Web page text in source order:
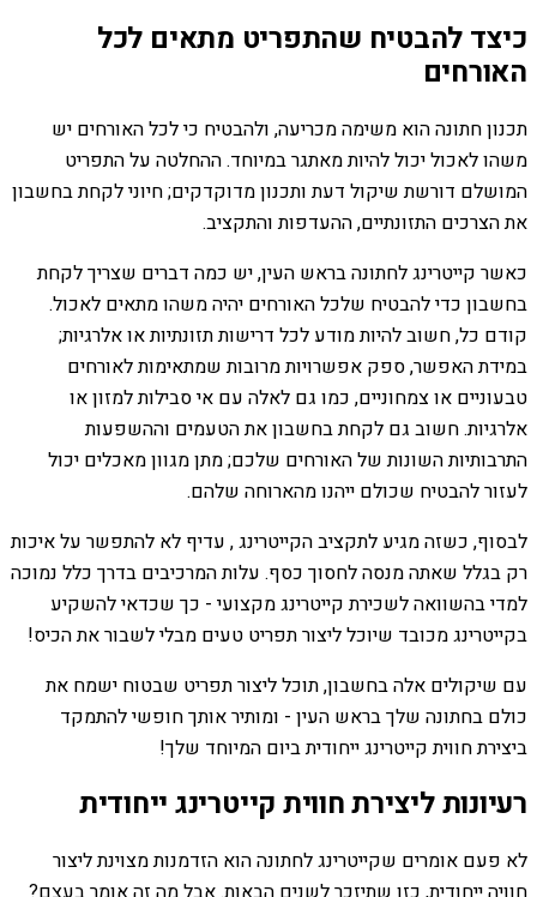
כיצד להבטיח שהתפריט מתאים לכל
האורחים
תכנון חתונה הוא משימה מכריעה, ולהבטיח כי לכל האורחים יש
משהו לאכול יכול להיות מאתגר במיוחד. ההחלטה על התפריט
המושלם דורשת שיקול דעת ותכנון מדוקדקים; חיוני לקחת בחשבון
את הצרכים התזונתיים, ההעדפות והתקציב.
כאשר קייטרינג לחתונה בראש העין, יש כמה דברים שצריך לקחת
בחשבון כדי להבטיח שלכל האורחים יהיה משהו מתאים לאכול.
קודם כל, חשוב להיות מודע לכל דרישות תזונתיות או אלרגיות;
במידת האפשר, ספק אפשרויות מרובות שמתאימות לאורחים
טבעוניים או צמחוניים, כמו גם לאלה עם אי סבילות למזון או
אלרגיות. חשוב גם לקחת בחשבון את הטעמים וההשפעות
התרבותיות השונות של האורחים שלכם; מתן מגוון מאכלים יכול
לעזור להבטיח שכולם ייהנו מהארוחה שלהם.
לבסוף, כשזה מגיע לתקציב הקייטרינג , עדיף לא להתפשר על איכות
רק בגלל שאתה מנסה לחסוך כסף. עלות המרכיבים בדרך כלל נמוכה
למדי בהשוואה לשכירת קייטרינג מקצועי - כך שכדאי להשקיע
בקייטרינג מכובד שיוכל ליצור תפריט טעים מבלי לשבור את הכיס!
עם שיקולים אלה בחשבון, תוכל ליצור תפריט שבטוח ישמח את
כולם בחתונה שלך בראש העין - ומותיר אותך חופשי להתמקד
ביצירת חווית קייטרינג ייחודית ביום המיוחד שלך!
רעיונות ליצירת חווית קייטרינג ייחודית
לא פעם אומרים שקייטרינג לחתונה הוא הזדמנות מצוינת ליצור